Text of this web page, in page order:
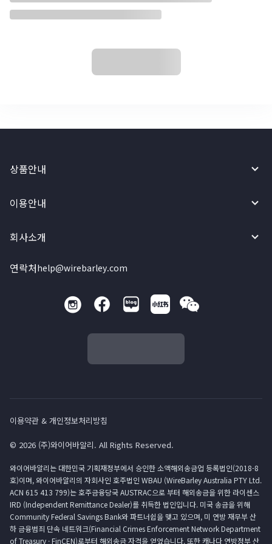
상품안내
이용안내
회사소개
연락처help@wirebarley.com
이용약관 & 개인정보처리방침
© 2026 (주)와이어바알리. All Rights Reserved.
와이어바알리는 대한민국 기획재정부에서 승인한 소액해외송금업 등록법인(2018-8
호)이며, 와이어바알리의 자회사인 호주법인 WBAU (WireBarley Australia PTY Ltd.
ACN 615 413 799)는 호주금융당국 AUSTRAC으로 부터 해외송금을 위한 라이센스
IRD (Independent Remittance Dealer)를 취득한 법인입니다. 미국 송금을 위해
Community Federal Savings Bank와 파트너쉽을 맺고 있으며, 미 연방 재무부 산
하 금융범죄 단속 네트워크(Financial Crimes Enforcement Network Department
of Treasury · FinCEN)로부터 해외송금 자격을 얻었습니다. 또한 캐나다 연방정부 산